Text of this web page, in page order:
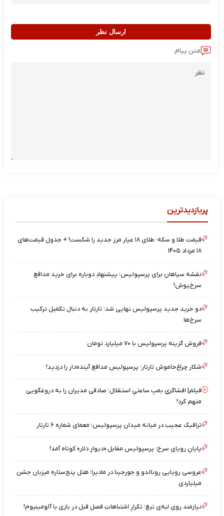
ارسال نظر
متن پیام:
پربازدیدترین
قیمت طلا و سکه؛ طلای ۱۸ عیار مرز جدید را شکست! + جدول قیمت‌های
۱۸ مرداد ۱۴۰۵
نقشه‌ سپاهان برای پرسپولیس؛ پیشنهادِ دوباره برای خرید مدافع
سرخ‌پوش!
دو خرید جدید پرسپولیس نهایی شد؛ تارتار به دنبال تکمیل ترکیب
سرخ‌ها
فروش گزینه پرسپولیس با ۷۰ میلیارد تومان
شکار چراغ‌خاموش تارتار؛ پرسپولیس مدافع آینده‌دار را دزدید!
فیلم| افشاگریِ بمبِ ساعتیِ استقلال؛ صادقی مدیران را به دروغگویی
متهم کرد!
ترافیک عجیب در میانه میدان پرسپولیس؛ معمای شماره ۶ تارتار
پایانِ رویای سرخ؛ پرسپولیس مقابل «دیوارِ دلار» کوتاه آمد!
عروسی رویایی رونالدو و جورجینا در مادیرا؛ هتل پنج‌ستاره میزبان جشن
میلیاردی
نیازمند روی لبه‌ی تیغ؛ تکرارِ اشتباهاتِ فصل قبل در بازی با آلومینیوم!